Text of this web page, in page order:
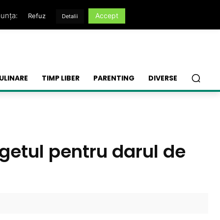
TIMP LIBER PARENTING DIVERSE
pentru darul de
Refuz Detalii Accept